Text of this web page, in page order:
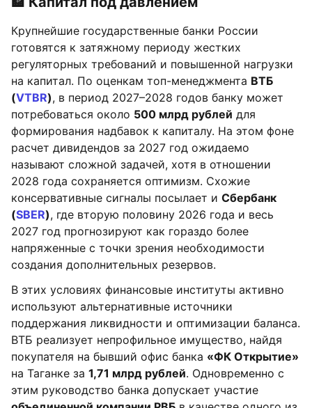
Крупнейшие государственные банки России
готовятся к затяжному периоду жестких
регуляторных требований и повышенной нагрузки
на капитал. По оценкам топ-менеджмента ВТБ
(VTBR), в период 2027–2028 годов банку может
потребоваться около 500 млрд рублей для
формирования надбавок к капиталу. На этом фоне
расчет дивидендов за 2027 год ожидаемо
называют сложной задачей, хотя в отношении
2028 года сохраняется оптимизм. Схожие
консервативные сигналы посылает и Сбербанк
(SBER), где вторую половину 2026 года и весь
2027 год прогнозируют как гораздо более
напряженные с точки зрения необходимости
создания дополнительных резервов.
В этих условиях финансовые институты активно
используют альтернативные источники
поддержания ликвидности и оптимизации баланса.
ВТБ реализует непрофильное имущество, найдя
покупателя на бывший офис банка «ФК Открытие»
на Таганке за 1,71 млрд рублей. Одновременно с
этим руководство банка допускает участие